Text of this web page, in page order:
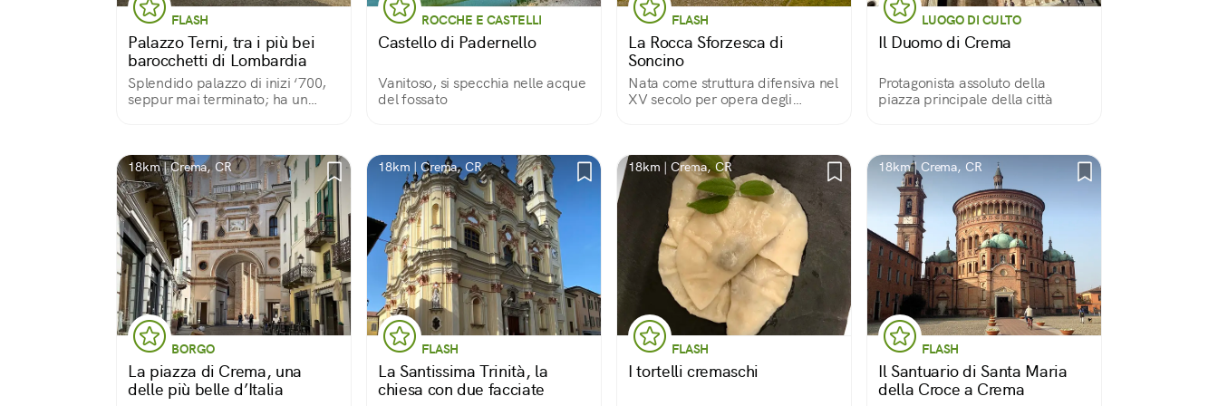
FLASH
Palazzo Terni, tra i più bei
barocchetti di Lombardia
Splendido palazzo di inizi ‘700,
seppur mai terminato; ha un
ROCCHE E CASTELLI
Castello di Padernello
Vanitoso, si specchia nelle acque
del fossato
FLASH
La Rocca Sforzesca di
Soncino
Nata come struttura difensiva nel
XV secolo per opera degli
contemporanea.
LUOGO DI CULTO
Il Duomo di Crema
Protagonista assoluto della
piazza principale della città
18km | Crema, CR
BORGO
La piazza di Crema, una
delle più belle d’Italia
18km | Crema, CR
FLASH
La Santissima Trinità, la
chiesa con due facciate
18km | Crema, CR
FLASH
I tortelli cremaschi
18km | Crema, CR
FLASH
Il Santuario di Santa Maria
della Croce a Crema